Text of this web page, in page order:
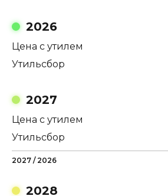
2026
Цена с утилем
Утильсбор
2027
Цена с утилем
Утильсбор
2027 / 2026
2028